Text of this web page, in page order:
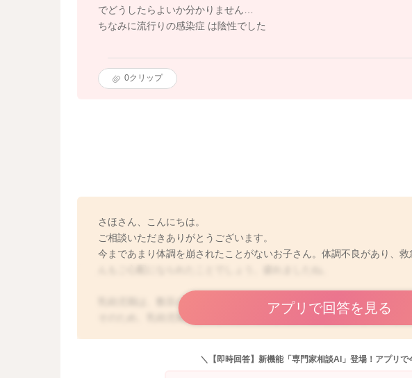
でどうしたらよいか分かりません…
ちなみに流行りの感染症 は陰性でした
0クリップ
さほさん、こんにちは。
ご相談いただきありがとうございます。
今まであまり体調を崩されたことがないお子さん。体調不良があり、
乳幼児期は、数百のウイルスに感染しながらお子さん自身の力で免疫系
そのため、乳幼児期のお子さんが、これから、風邪を頻繁にひく、毎月
アプリで回答を見る
＼【即時回答】新機能「専門家相談AI」登場！アプリで